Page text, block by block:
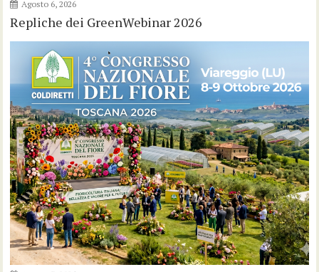
Agosto 6, 2026
Repliche dei GreenWebinar 2026